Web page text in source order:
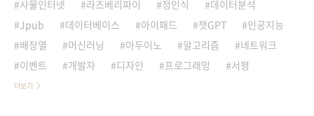
사물인터넷
라즈베리파이 정인식
데이터분석
Jpub
데이터베이스 아이패드 챗GPT
인공지능
배장열
머신러닝 아두이노 알고리즘
네트워크
이벤트
개발자 디자인 프로그래밍 서평
더보기